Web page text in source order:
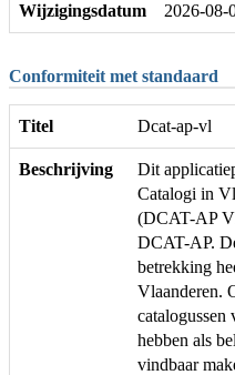
Wijzigingsdatum 2026-08-
Conformiteit met standaard
Titel Dcat-ap-vl
Beschrijving
Dit
Catalogi in
(DCAT-AP
DCAT-AP.
betrekking
Vlaanderen.
catalogussen
hebben als
vindbaar